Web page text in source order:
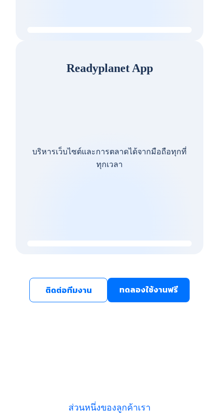
Readyplanet App
บริหารเว็บไซต์และการตลาดได้จากมือถือทุกที่
ทุกเวลา
ติดต่อทีมงาน ทดลองใช้งานฟรี
ส่วนหนึ่งของลูกค้าเรา